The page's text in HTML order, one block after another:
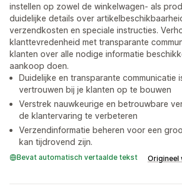
instellen op zowel de winkelwagen- als
duidelijke details over
verzendkosten en speciale instructies.
klanttevredenheid met transparante
klanten over alle nodige informatie
aankoop doen.
Duidelijke en transparante communicatie
vertrouwen bij je klanten op te bouwen
Verstrek nauwkeurige en betrouwbare
de klantervaring te verbeteren
Verzendinformatie beheren voor een
kan tijdrovend zijn.
Bevat automatisch vertaalde tekst Origineel